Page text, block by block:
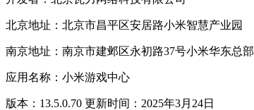
北京地址：北京市昌平区安居路小米智慧产业园
南京地址：南京市建邺区永初路37号小米华东总部
应用名称：小米游戏中心
版本：13.5.0.70 更新时间：2025年3月24日